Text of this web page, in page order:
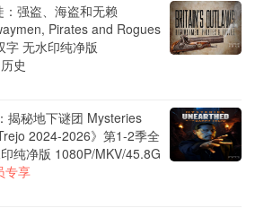
强盗、海盗和无赖
Pirates and Rogues
字 无水印纯净版
史
揭秘地下谜团 Mysteries
2024-2026》第1-2季全
纯净版 1080P/MKV/45.8G
专享